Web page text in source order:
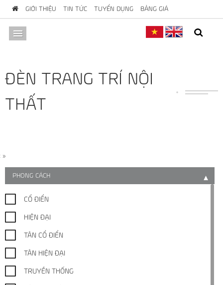
GIỚI THIỆU TIN TỨC TUYỂN DỤNG BẢNG GIÁ
ĐÈN TRANG TRÍ NỘI
THẤT
»
PHONG CÁCH ▼
CỔ ĐIỂN
HIỆN ĐẠI
TÂN CỔ ĐIỂN
TÂN HIỆN ĐẠI
TRUYỀN THỐNG